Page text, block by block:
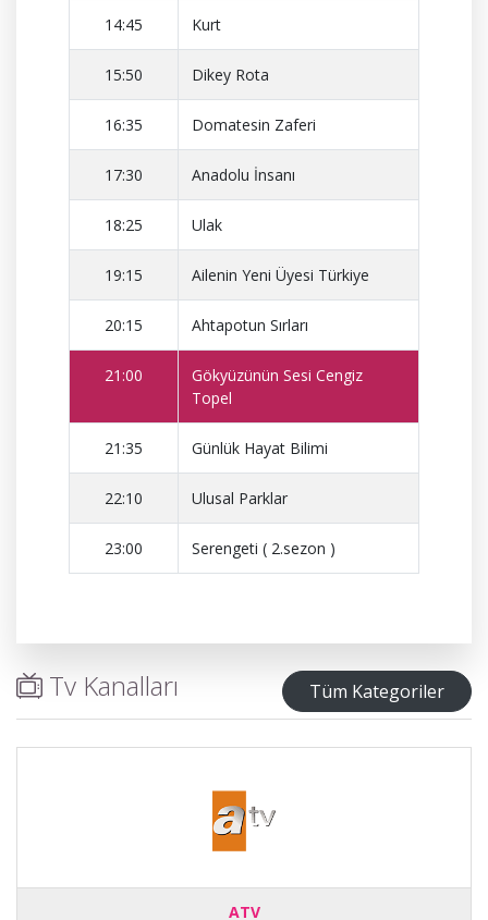
14:45 Kurt
15:50 Dikey Rota
16:35 Domatesin Zaferi
17:30 Anadolu İnsanı
18:25 Ulak
19:15 Ailenin Yeni Üyesi Türkiye
20:15 Ahtapotun Sırları
21:00
Gökyüzünün Sesi Cengiz
Topel
21:35 Günlük Hayat Bilimi
22:10 Ulusal Parklar
23:00 Serengeti ( 2.sezon )
Tüm Kategoriler
Tv Kanalları
ATV